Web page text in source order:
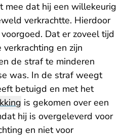
mee dat hij een willekeurig
verkrachtte. Hierdoor
Dat er zoveel tijd
en zijn
de straf te minderen
was. In de straf weegt
betuigd en met het
is gekomen over een
hij is overgeleverd voor
en niet voor